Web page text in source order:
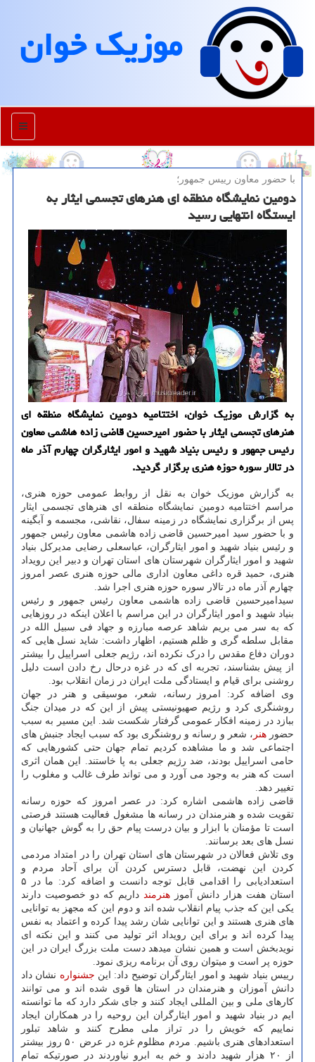
موزیك خوان
منو
با حضور معاون رییس جمهور؛
دومین نمایشگاه منطقه ای هنرهای تجسمی ایثار به
ایستگاه انتهایی رسید
به گزارش موزیک خوان، اختتامیه دومین نمایشگاه منطقه ای
هنرهای تجسمی ایثار با حضور امیرحسین قاضی زاده هاشمی معاون
رئیس جمهور و رئیس بنیاد شهید و امور ایثارگران چهارم آذر ماه
در تالار سوره حوزه هنری برگزار گردید.
به گزارش موزیک خوان به نقل از روابط عمومی حوزه هنری،
مراسم اختتامیه دومین نمایشگاه منطقه ای هنرهای تجسمی ایثار
پس از برگزاری نمایشگاه در زمینه سفال، نقاشی، مجسمه و آبگینه
و با حضور سید امیرحسین قاضی زاده هاشمی معاون رئیس جمهور
و رئیس بنیاد شهید و امور ایثارگران، عباسعلی رضایی مدیرکل بنیاد
شهید و امور ایثارگران شهرستان های استان تهران و دبیر این رویداد
هنری، حمید قره داغی معاون اداری مالی حوزه هنری عصر امروز
چهارم آذر ماه در تالار سوره حوزه هنری اجرا شد.
سیدامیرحسین قاضی زاده هاشمی معاون رئیس جمهور و رئیس
بنیاد شهید و امور ایثارگران در این مراسم با اعلان اینکه در روزهایی
که به سر می بریم شاهد عرصه مبارزه و جهاد فی سبیل الله در
مقابل سلطه گری و ظلم هستیم، اظهار داشت: شاید نسل هایی که
دوران دفاع مقدس را درک نکرده اند، رژیم جعلی اسراییل را بیشتر
از پیش بشناسند، تجربه ای که در غزه درحال رخ دادن است دلیل
روشنی برای قیام و ایستادگی ملت ایران در زمان انقلاب بود.
وی اضافه کرد: امروز رسانه، شعر، موسیقی و هنر در جهان
روشنگری کرد و رژیم صهیونیستی پیش از این که در میدان جنگ
ببازد در زمینه افکار عمومی گرفتار شکست شد. این مسیر به سبب
حضورهنر ، شعر و رسانه و روشنگری بود که سبب ایجاد جنبش های
اجتماعی شد و ما مشاهده کردیم تمام جهان حتی کشورهایی که
حامی اسراییل بودند، ضد رژیم جعلی به پا خاستند. این همان اثری
است که هنر به وجود می آورد و می تواند طرف غالب و مغلوب را
تغییر دهد.
قاضی زاده هاشمی اشاره کرد: در عصر امروز که حوزه رسانه
تقویت شده و هنرمندان در رسانه ها مشغول فعالیت هستند فرصتی
است تا مؤمنان با ابزار و بیان درست پیام حق را به گوش جهانیان و
نسل های بعد برسانند.
وی تلاش فعالان در شهرستان های استان تهران را در امتداد مردمی
کردن این نهضت، قابل دسترس کردن آن برای آحاد مردم و
استعدادیابی را اقدامی قابل توجه دانست و اضافه کرد: ما در ۵
استان هفت هزار دانش آموز هنرمند داریم که دو خصوصیت دارند
یکی این که جذب پیام انقلاب شده اند و دوم این که مجهز به توانایی
های هنری هستند و این توانایی شان رشد پیدا کرده و اعتماد به نفس
پیدا کرده اند و برای این رویداد اثر تولید می کنند و این نکته ای
نویدبخش است و همین نشان میدهد دست ملت بزرگ ایران در این
حوزه پر است و میتوان روی آن برنامه ریزی نمود.
رییس بنیاد شهید و امور ایثارگران توضیح داد: این جشنواره نشان داد
دانش آموزان و هنرمندان در استان ها قوی شده اند و می توانند
کارهای ملی و بین المللی ایجاد کنند و جای شکر دارد که ما توانسته
ایم در بنیاد شهید و امور ایثارگران این روحیه را در همکاران ایجاد
نماییم که خویش را در تراز ملی مطرح کنند و شاهد تبلور
استعدادهای هنری باشیم. مردم مظلوم غزه در عرض ۵۰ روز بیشتر
از ۲۰ هزار شهید دادند و خم به ابرو نیاوردند در صورتیکه تمام